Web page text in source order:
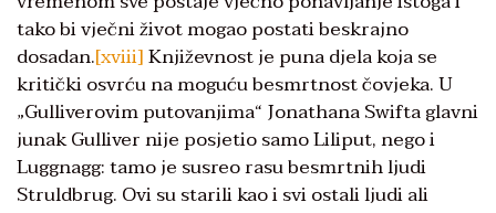
tako bi vječni život mogao postati beskrajno
dosadan.[xviii]Književnost je puna djela koja se
kritički osvrću na moguću besmrtnost čovjeka. U
„Gulliverovim putovanjima“ Jonathana Swifta glavni
junak Gulliver nije posjetio samo Liliput, nego i
Luggnagg: tamo je susreo rasu besmrtnih ljudi
Struldbrug. Ovi su starili kao i svi ostali ljudi ali